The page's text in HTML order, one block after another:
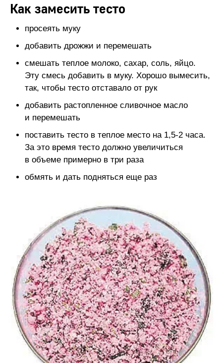
Как замесить тесто
просеять муку
добавить дрожжи и перемешать
смешать теплое молоко, сахар, соль, яйцо.
Эту смесь добавить в муку. Хорошо вымесить,
так, чтобы тесто отставало от рук
добавить растопленное сливочное масло
и перемешать
поставить тесто в теплое место на 1,5‑2 часа.
За это время тесто должно увеличиться
в объеме примерно в три раза
обмять и дать подняться еще раз